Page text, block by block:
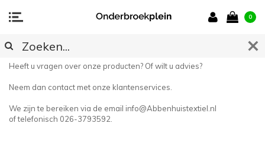
0
CONTACT
Heeft u vragen over onze producten? Of wilt u advies?
Neem dan contact met onze klantenservices.
We zijn te bereiken via de email info@Abbenhuistextiel.nl
of telefonisch 026-3793592.